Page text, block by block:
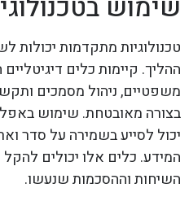
טכנולוגיות מתקדמות יכולות
ההליך. קיימות כלים
משפטיים, ניהול מסמכים
בצורה מאובטחת. שימוש
יכול לסייע בשמירה על סדר
המידע. כלים אלו יכולים להקל
השיחות וההסכמות שנעשו.